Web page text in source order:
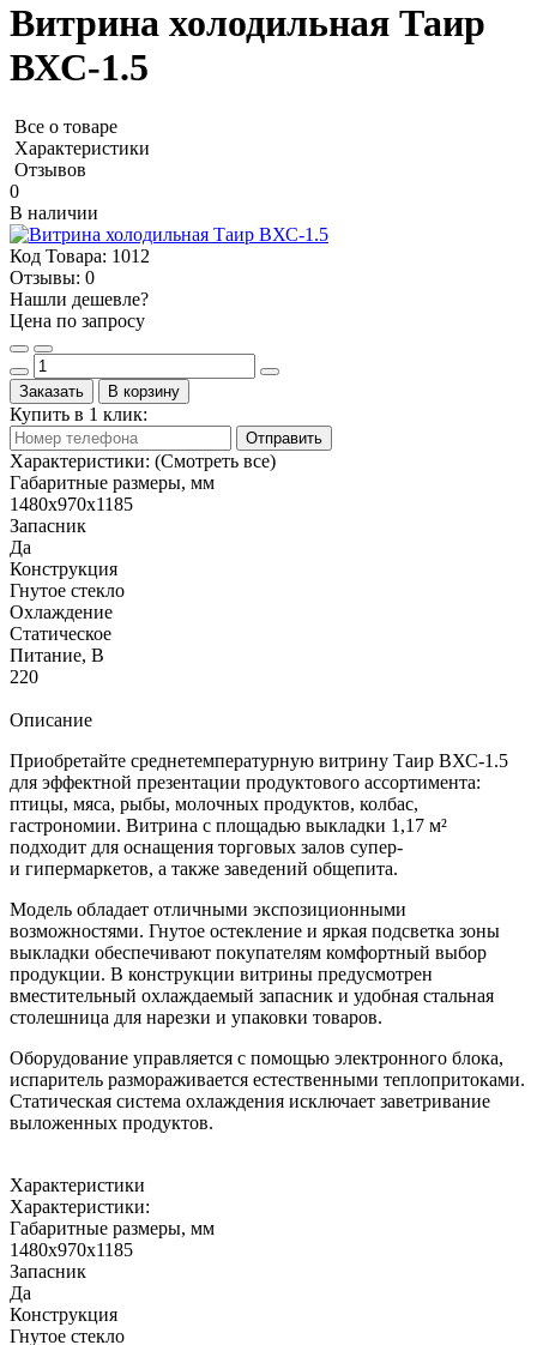
Витрина холодильная Таир
ВХС-1.5
Все о товаре
Характеристики
Отзывов
0
В наличии
Код Товара: 1012
Отзывы: 0
Нашли дешевле?
Цена по запросу
Заказать В корзину
Купить в 1 клик:
Отправить
Характеристики: (Смотреть все)
Габаритные размеры, мм
1480х970х1185
Запасник
Да
Конструкция
Гнутое стекло
Охлаждение
Статическое
Питание, В
220
Описание
Приобретайте среднетемпературную витрину Таир ВХС-1.5
для эффектной презентации продуктового ассортимента:
птицы, мяса, рыбы, молочных продуктов, колбас,
гастрономии. Витрина с площадью выкладки 1,17 м²
подходит для оснащения торговых залов супер-
и гипермаркетов, а также заведений общепита.
Модель обладает отличными экспозиционными
возможностями. Гнутое остекление и яркая подсветка зоны
выкладки обеспечивают покупателям комфортный выбор
продукции. В конструкции витрины предусмотрен
вместительный охлаждаемый запасник и удобная стальная
столешница для нарезки и упаковки товаров.
Оборудование управляется с помощью электронного блока,
испаритель размораживается естественными теплопритоками.
Статическая система охлаждения исключает заветривание
выложенных продуктов.
Характеристики
Характеристики:
Габаритные размеры, мм
1480х970х1185
Запасник
Да
Конструкция
Гнутое стекло